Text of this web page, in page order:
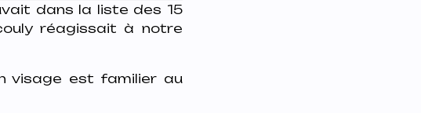
dans la liste des 15
réagissait à notre
visage est familier au